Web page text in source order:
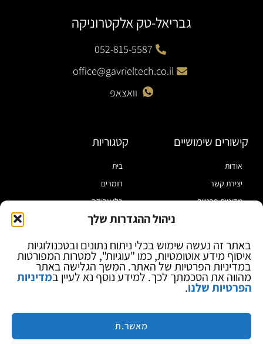
ניהול ההגדרות שלך
באתר זה נעשה שימוש בכלי ניתוח נתונים ובטכנולוגיות
איסוף מידע אוטומטיות, כמו "עוגיות", למטרות המפורטות
במדיניות הפרטיות של האתר. המשך הגלישה באתר
מהווה את הסכמתך לכך. למידע נוסף נא לעיין במדיניות
הפרטיות שלנו.
מאשר.ת
גבריאל-טק אלקטרוניקה
052-815-5587
office@gavrieltech.co.il
וואצאפ
קישורים שימושיים
אודות
יצירת קשר
מדיניות פרטיות
בלוג
קטגוריות
בית
חומרים
כלי עבודה
מוצרי הלחמה
ספקי כח ומודדים
ציוד אופטי להגדלה
מותגים